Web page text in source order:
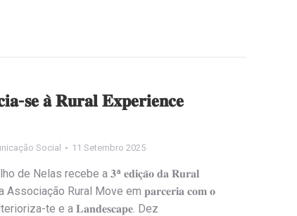
𝐬𝐞 𝐚̀ 𝐑𝐮𝐫𝐚𝐥 𝐄𝐱𝐩𝐞𝐫𝐢𝐞𝐧𝐜𝐞
Social 11 Setembro 2025
de Nelas recebe a 𝟑ª 𝐞𝐝𝐢𝐜̧𝐚̃𝐨 𝐝𝐚 𝐑𝐮𝐫𝐚𝐥
Associação Rural Move em 𝐩𝐚𝐫𝐜𝐞𝐫𝐢𝐚 𝐜𝐨𝐦 𝐨
te e a 𝐋𝐚𝐧𝐝𝐞𝐬𝐜𝐚𝐩𝐞. Dez